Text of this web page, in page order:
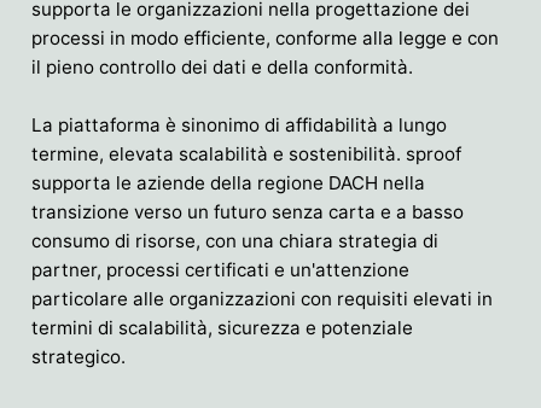
supporta le organizzazioni nella progettazione dei
processi in modo efficiente, conforme alla legge e con
il pieno controllo dei dati e della conformità.
La piattaforma è sinonimo di affidabilità a lungo
termine, elevata scalabilità e sostenibilità. sproof
supporta le aziende della regione DACH nella
transizione verso un futuro senza carta e a basso
consumo di risorse, con una chiara strategia di
partner, processi certificati e un'attenzione
particolare alle organizzazioni con requisiti elevati in
termini di scalabilità, sicurezza e potenziale
strategico.